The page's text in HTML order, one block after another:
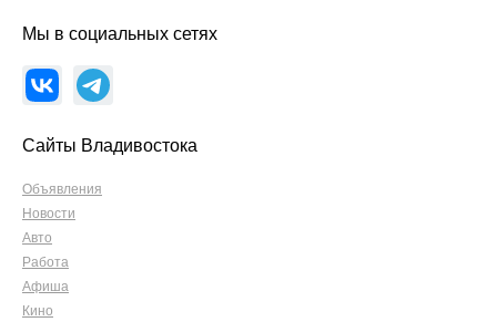
Мы в социальных сетях
Сайты Владивостока
Объявления
Новости
Авто
Работа
Афиша
Кино